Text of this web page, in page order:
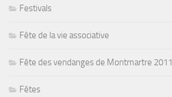
Festivals
Fête de la vie associative
Fête des vendanges de Montmartre 2011
Fêtes